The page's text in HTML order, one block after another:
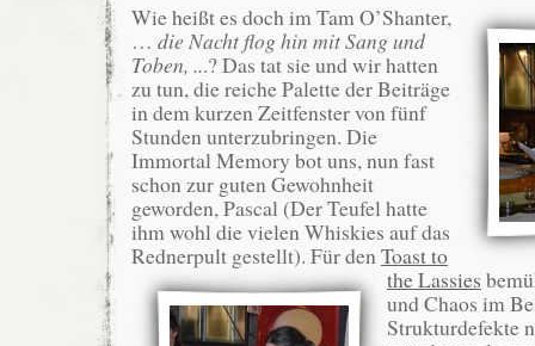
Wie heißt es doch im Tam O’Shanter,
… die Nacht flog hin mit Sang und
Toben, ...? Das tat sie und wir hatten
zu tun, die reiche Palette der Beiträge
in dem kurzen Zeitfenster von fünf
Stunden unterzubringen. Die
Immortal Memory bot uns, nun fast
schon zur guten Gewohnheit
geworden, Pascal (Der Teufel hatte
ihm wohl die vielen Whiskies auf das
Rednerpult gestellt). Für den Toast to
the Lassies
und Chaos im
Strukturdefekte